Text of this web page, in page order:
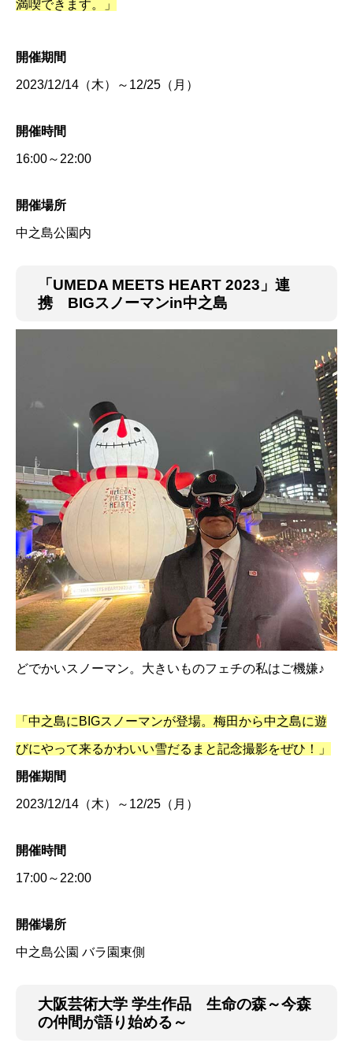
満喫できます。」
開催期間
2023/12/14（木）～12/25（月）
開催時間
16:00～22:00
開催場所
中之島公園内
「UMEDA MEETS HEART 2023」連
携 BIGスノーマンin中之島
どでかいスノーマン。大きいものフェチの私はご機嫌♪
「中之島にBIGスノーマンが登場。梅田から中之島に遊
びにやって来るかわいい雪だるまと記念撮影をぜひ！」
開催期間
2023/12/14（木）～12/25（月）
開催時間
17:00～22:00
開催場所
中之島公園 バラ園東側
大阪芸術大学 学生作品 生命の森～今森
の仲間が語り始める～